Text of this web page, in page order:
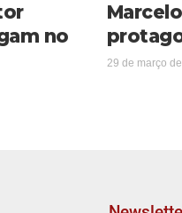
no
29 de março